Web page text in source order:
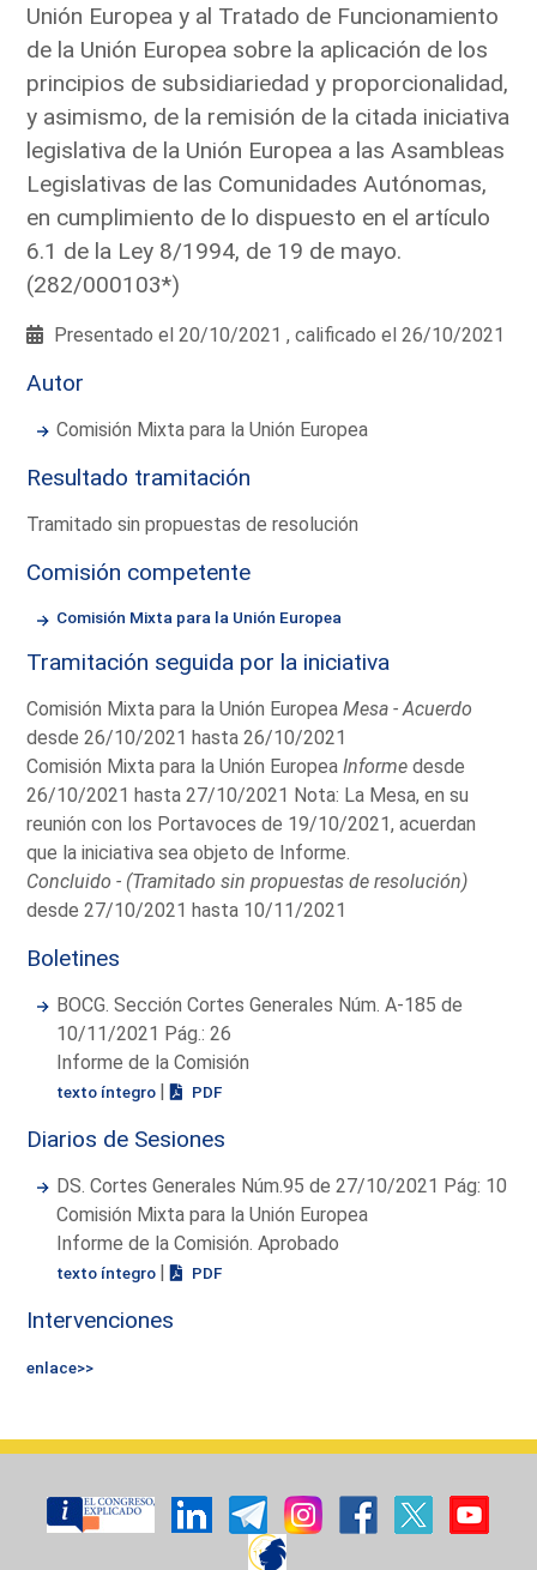
Unión Europea y al Tratado de Funcionamiento
de la Unión Europea sobre la aplicación de los
principios de subsidiariedad y proporcionalidad,
y asimismo, de la remisión de la citada iniciativa
legislativa de la Unión Europea a las Asambleas
Legislativas de las Comunidades Autónomas,
en cumplimiento de lo dispuesto en el artículo
6.1 de la Ley 8/1994, de 19 de mayo.
(282/000103*)
Presentado el 20/10/2021 , calificado el 26/10/2021
Autor
Comisión Mixta para la Unión Europea
Resultado tramitación
Tramitado sin propuestas de resolución
Comisión competente
Comisión Mixta para la Unión Europea
Tramitación seguida por la iniciativa
Comisión Mixta para la Unión EuropeaMesa - Acuerdo
desde 26/10/2021 hasta 26/10/2021
Comisión Mixta para la Unión EuropeaInforme desde
26/10/2021 hasta 27/10/2021 Nota: La Mesa, en su
reunión con los Portavoces de 19/10/2021, acuerdan
que la iniciativa sea objeto de Informe.
Concluido - (Tramitado sin propuestas de resolución)
desde 27/10/2021 hasta 10/11/2021
Boletines
BOCG. Sección Cortes Generales Núm. A-185 de
10/11/2021 Pág.: 26
Informe de la Comisión
texto íntegro | PDF
Diarios de Sesiones
DS. Cortes Generales Núm.95 de 27/10/2021 Pág: 10
Comisión Mixta para la Unión Europea
Informe de la Comisión. Aprobado
texto íntegro | PDF
Intervenciones
enlace>>